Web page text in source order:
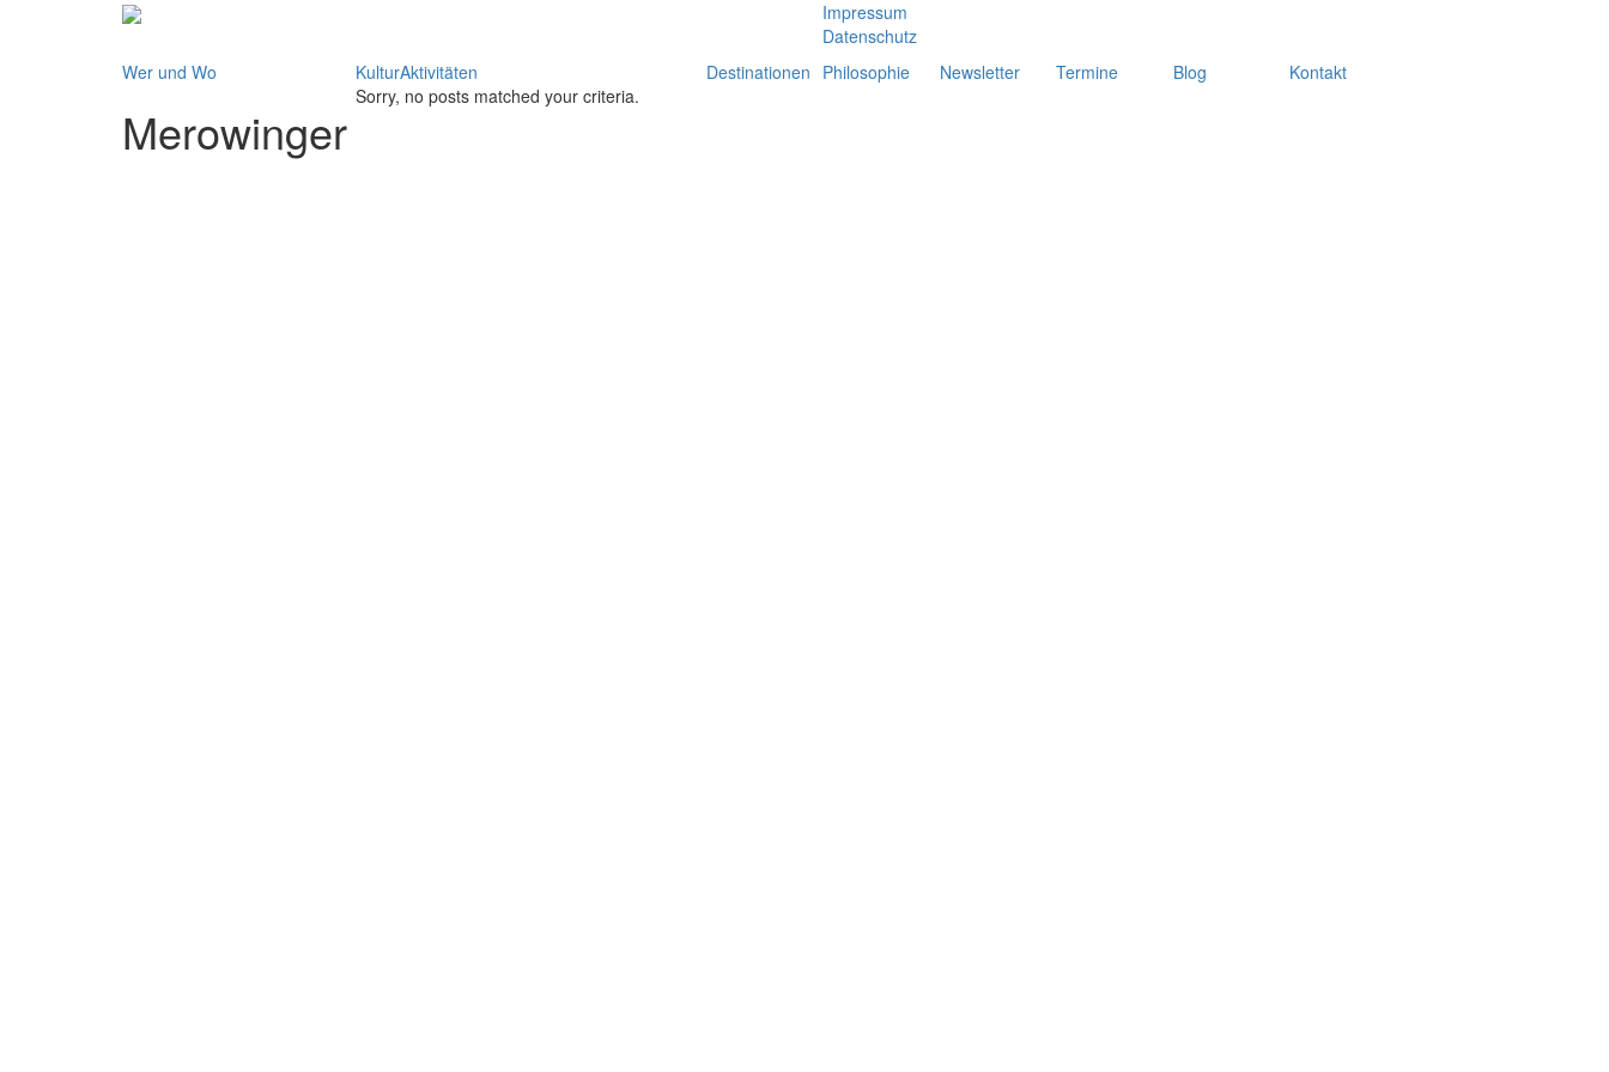
Impressum
Datenschutz
Wer und Wo
KulturAktivitäten Destinationen Philosophie Newsletter Termine Blog Kontakt
Merowinger
Sorry, no posts matched your criteria.